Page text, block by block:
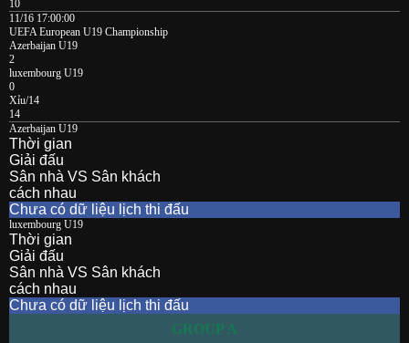
10
11/16 17:00:00
UEFA European U19 Championship
Azerbaijan U19
2
luxembourg U19
0
Xỉu/14
14
Azerbaijan U19
Thời gian
Giải đấu
Sân nhà VS Sân khách
cách nhau
Chưa có dữ liệu lịch thi đấu
luxembourg U19
Thời gian
Giải đấu
Sân nhà VS Sân khách
cách nhau
Chưa có dữ liệu lịch thi đấu
GROUP A